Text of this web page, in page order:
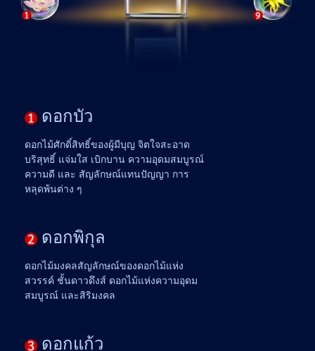
ดอกบัว
ดอกไม้ศักดิ์สิทธิ์ของผู้มีบุญ จิตใจสะอาด
บริสุทธิ์ แจ่มใส เบิกบาน ความอุดมสมบูรณ์
ความดี และ สัญลักษณ์แทนปัญญา การ
หลุดพ้นต่าง ๆ
ดอกพิกุล
ดอกไม้มงคลสัญลักษณ์ของดอกไม้แห่ง
สวรรค์ ชั้นดาวดึงส์ ดอกไม้แห่งความอุดม
สมบูรณ์ และสิริมงคล
ดอกแก้ว